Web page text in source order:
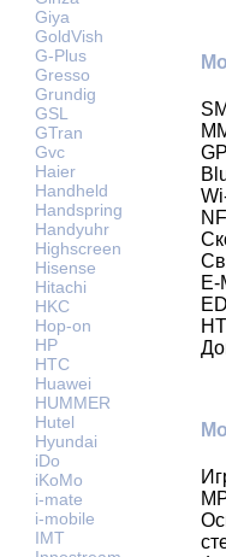
Giya
GoldVish
G-Plus
Gresso
Grundig
GSL
GTran
Gvc
Haier
Handheld
Handspring
Handyuhr
Highscreen
Hisense
Hitachi
HKC
Hop-on
HP
HTC
Huawei
HUMMER
Hutel
Hyundai
iDo
iKoMo
i-mate
i-mobile
IMT
E-